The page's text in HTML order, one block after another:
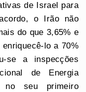
de Israel para
o Irão não
do que 3,65% e
lo a 70%
se a inspecções
de Energia
no seu primeiro